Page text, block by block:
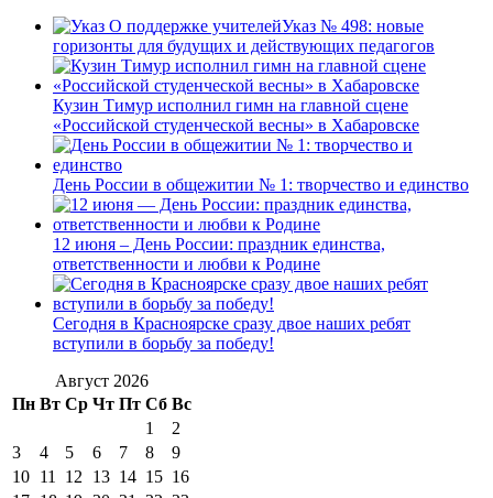
Указ № 498: новые
горизонты для будущих и действующих педагогов
Кузин Тимур исполнил гимн на главной сцене
«Российской студенческой весны» в Хабаровске
День России в общежитии № 1: творчество и единство
12 июня – День России: праздник единства,
ответственности и любви к Родине
Сегодня в Красноярске сразу двое наших ребят
вступили в борьбу за победу!
Август 2026
Пн Вт Ср Чт Пт Сб Вс
1
2
3
4 5 6 7 8
9
10 11 12 13 14 15 16